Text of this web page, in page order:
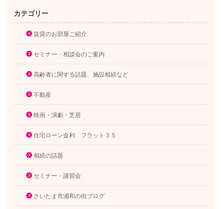
カテゴリー
賃貸のお部屋ご紹介
セミナー・相談会のご案内
高齢者に関する話題、施設相続など
不動産
映画・演劇・芝居
住宅ローン金利 フラット３５
相続の話題
セミナー・講習会
さいたま市浦和の街ブログ